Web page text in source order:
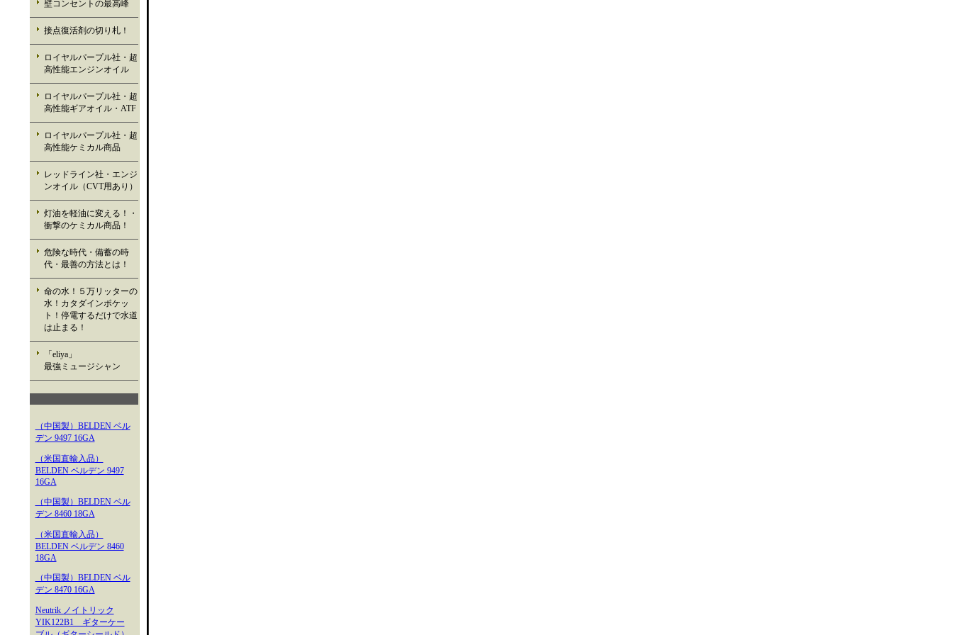
壁コンセントの最高峰
接点復活剤の切り札！
ロイヤルパープル社・超
高性能エンジンオイル
ロイヤルパープル社・超
高性能ギアオイル・ATF
ロイヤルパープル社・超
高性能ケミカル商品
レッドライン社・エンジ
ンオイル（CVT用あり）
灯油を軽油に変える！・
衝撃のケミカル商品！
危険な時代・備蓄の時
代・最善の方法とは！
命の水！５万リッターの
水！カタダインポケッ
ト！停電するだけで水道
は止まる！
「eliya」
最強ミュージシャン
（中国製）BELDEN ベル
デン 9497 16GA
（米国直輸入品）
BELDEN ベルデン 9497
16GA
（中国製）BELDEN ベル
デン 8460 18GA
（米国直輸入品）
BELDEN ベルデン 8460
18GA
（中国製）BELDEN ベル
デン 8470 16GA
Neutrik ノイトリック
YIK122B1 ギターケー